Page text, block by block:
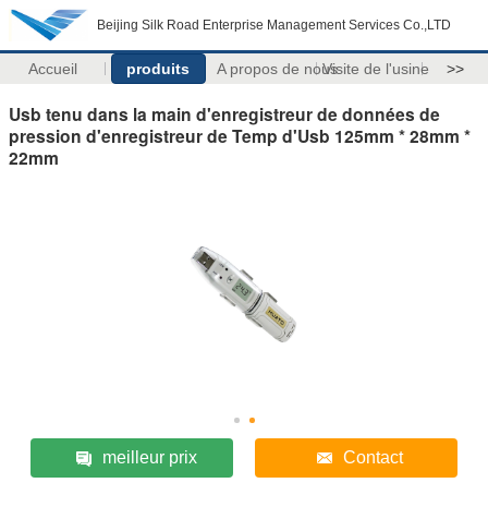
Beijing Silk Road Enterprise Management Services Co.,LTD
Accueil produits A propos de nousVisite de l'usine >>
Usb tenu dans la main d'enregistreur de données de
pression d'enregistreur de Temp d'Usb 125mm * 28mm *
22mm
meilleur prix Contact